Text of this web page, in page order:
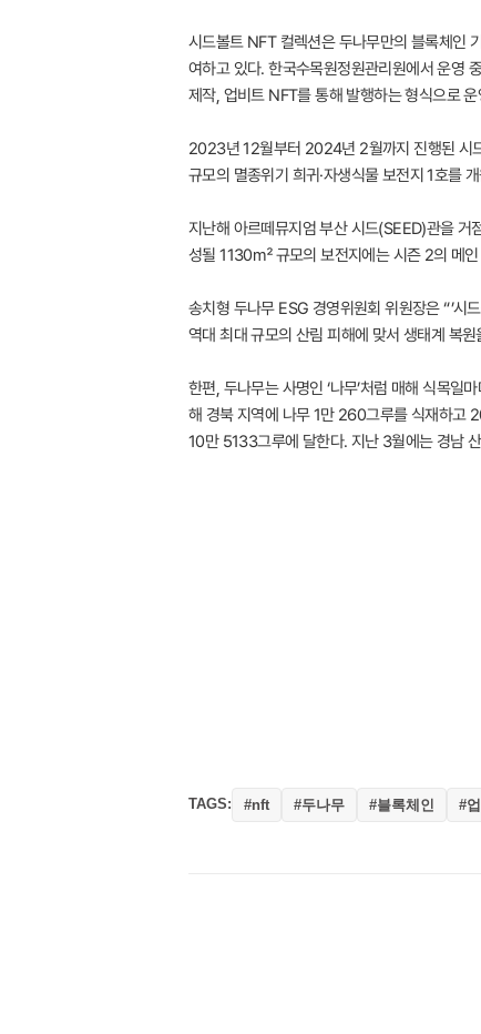
시드볼트 NFT 컬렉션은 두나무만의 블록체인
여하고 있다. 한국수목원정원관리원에서 운영
제작, 업비트 NFT를 통해 발행하는 형식으로 운
2023년 12월부터 2024년 2월까지 진행된 시
규모의 멸종위기 희귀·자생식물 보전지 1호를
지난해 아르떼뮤지엄 부산 시드(SEED)관을
성될 1130㎡ 규모의 보전지에는 시즌 2의 메
송치형 두나무 ESG 경영위원회 위원장은 “’시
역대 최대 규모의 산림 피해에 맞서 생태계 복
한편, 두나무는 사명인 ‘나무’처럼 매해 식목
해 경북 지역에 나무 1만 260그루를 식재하고
10만 5133그루에 달한다. 지난 3월에는 경남
TAGS: #nft #두나무 #블록체인 #